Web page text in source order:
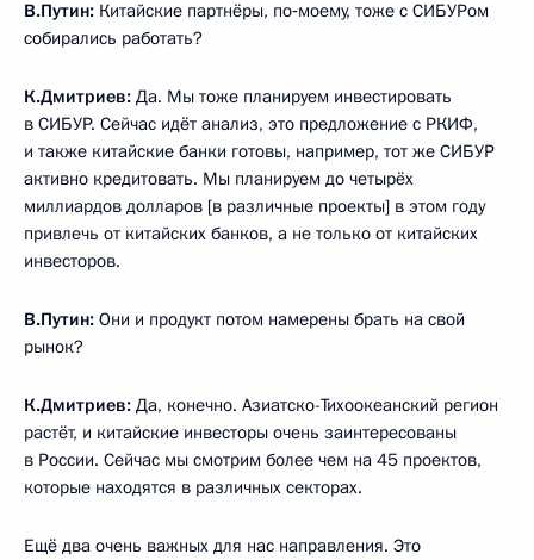
В.Путин: Китайские партнёры, по‑моему, тоже с СИБУРом
собирались работать?
К.Дмитриев: Да. Мы тоже планируем инвестировать
в СИБУР. Сейчас идёт анализ, это предложение с РКИФ,
и также китайские банки готовы, например, тот же СИБУР
активно кредитовать. Мы планируем до четырёх
миллиардов долларов [в различные проекты] в этом году
привлечь от китайских банков, а не только от китайских
инвесторов.
В.Путин: Они и продукт потом намерены брать на свой
рынок?
К.Дмитриев: Да, конечно. Азиатско-Тихоокеанский регион
растёт, и китайские инвесторы очень заинтересованы
в России. Сейчас мы смотрим более чем на 45 проектов,
которые находятся в различных секторах.
Ещё два очень важных для нас направления. Это